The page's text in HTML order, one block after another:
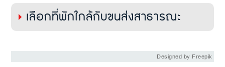
เลือกที่พักใกล้กับขนส่งสาธารณะ
Designed by Freepik